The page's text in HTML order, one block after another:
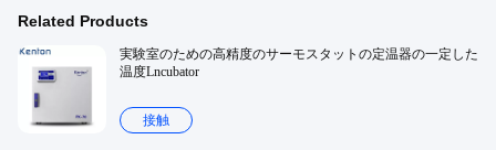
Related Products
実験室のための高精度のサーモスタットの定温器の一定した
温度Lncubator
接触